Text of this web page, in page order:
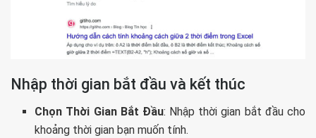
Nhập thời gian bắt đầu và kết thúc
Chọn Thời Gian Bắt Đầu: Nhập thời gian bắt đầu cho
khoảng thời gian bạn muốn tính.